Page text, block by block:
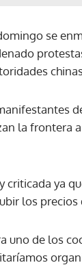
se
la frontera
criticada ya
los
uno de los